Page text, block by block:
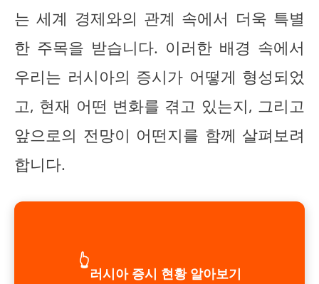
는 세계 경제와의 관계 속에서 더욱 특별
한 주목을 받습니다. 이러한 배경 속에서
우리는 러시아의 증시가 어떻게 형성되었
고, 현재 어떤 변화를 겪고 있는지, 그리고
앞으로의 전망이 어떤지를 함께 살펴보려
합니다.
👆
러시아 증시 현황 알아보기